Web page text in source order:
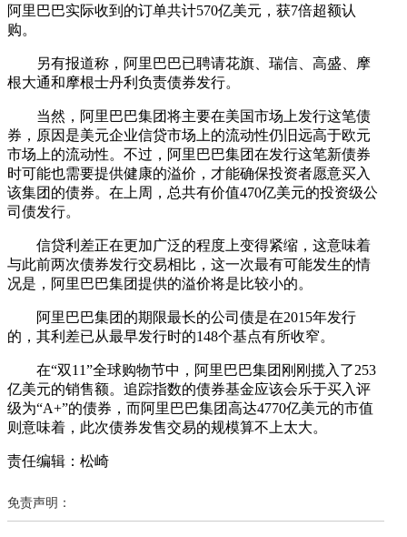
阿里巴巴实际收到的订单共计570亿美元，获7倍超额认
购。
另有报道称，阿里巴巴已聘请花旗、瑞信、高盛、摩
根大通和摩根士丹利负责债券发行。
当然，阿里巴巴集团将主要在美国市场上发行这笔债
券，原因是美元企业信贷市场上的流动性仍旧远高于欧元
市场上的流动性。不过，阿里巴巴集团在发行这笔新债券
时可能也需要提供健康的溢价，才能确保投资者愿意买入
该集团的债券。在上周，总共有价值470亿美元的投资级公
司债发行。
信贷利差正在更加广泛的程度上变得紧缩，这意味着
与此前两次债券发行交易相比，这一次最有可能发生的情
况是，阿里巴巴集团提供的溢价将是比较小的。
阿里巴巴集团的期限最长的公司债是在2015年发行
的，其利差已从最早发行时的148个基点有所收窄。
在“双11”全球购物节中，阿里巴巴集团刚刚揽入了253
亿美元的销售额。追踪指数的债券基金应该会乐于买入评
级为“A+”的债券，而阿里巴巴集团高达4770亿美元的市值
则意味着，此次债券发售交易的规模算不上太大。
责任编辑：松崎
免责声明：